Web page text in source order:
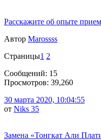
Расскажите об опыте
Автор Marossss
Страницы1 2
Сообщений: 15
Просмотров: 39,260
30 марта 2020, 10:04:55
от Niks 35
Замена «Тонгкат Али